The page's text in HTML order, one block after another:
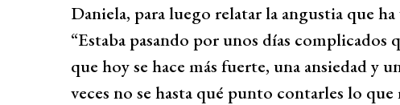
Daniela, para luego relatar la angustia que
“Estaba pasando por unos días
que hoy se hace más fuerte, una ansiedad y
veces no se hasta qué punto contarles lo